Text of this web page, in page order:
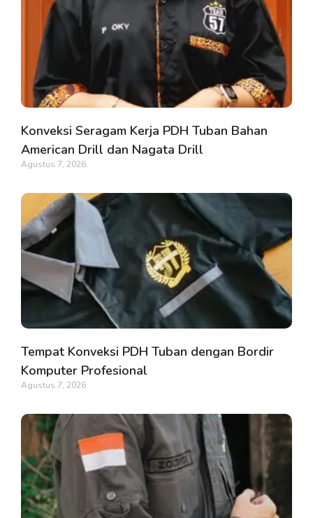
Konveksi Seragam Kerja PDH Tuban Bahan
American Drill dan Nagata Drill
Agustus 7, 2026
Tempat Konveksi PDH Tuban dengan Bordir
Komputer Profesional
Agustus 7, 2026